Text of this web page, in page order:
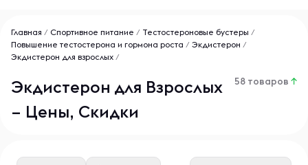
Главная / Спортивное питание / Тестостероновые бустеры /
Повышение тестостерона и гормона роста / Экдистерон /
Экдистерон для взрослых /
Экдистерон для Взрослых
– Цены, Скидки
58 товаров ↑